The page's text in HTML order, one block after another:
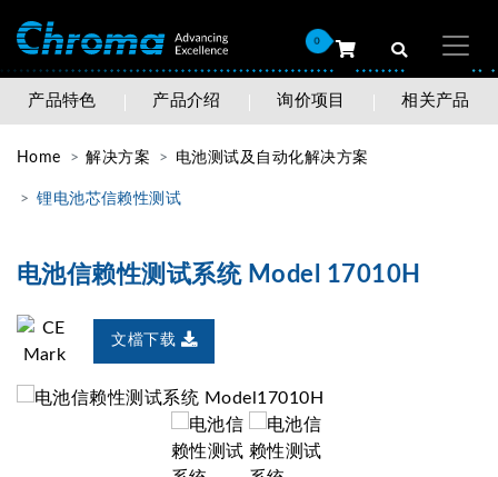
0
产品特色 产品介绍 询价项目 相关产品
Home 解决方案 电池测试及自动化解决方案
锂电池芯信赖性测试
电池信赖性测试系统 Model 17010H
文檔下载